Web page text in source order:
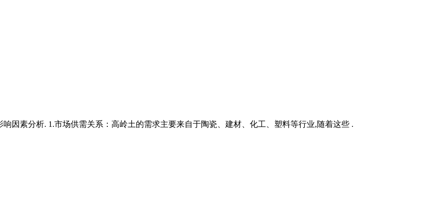
因素分析. 1.市场供需关系：高岭土的需求主要来自于陶瓷、建材、化工、塑料等行业,随着这些 .